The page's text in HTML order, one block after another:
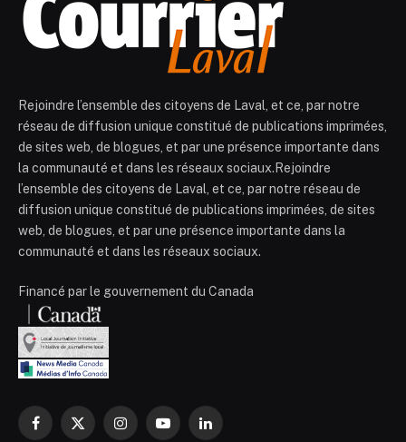
Rejoindre l’ensemble des citoyens de Laval, et ce, par notre
réseau de diffusion unique constitué de publications imprimées,
de sites web, de blogues, et par une présence importante dans
la communauté et dans les réseaux sociaux.Rejoindre
l’ensemble des citoyens de Laval, et ce, par notre réseau de
diffusion unique constitué de publications imprimées, de sites
web, de blogues, et par une présence importante dans la
communauté et dans les réseaux sociaux.
Financé par le gouvernement du Canada
Facebook
X
InstagramYouTubeLinkedIn